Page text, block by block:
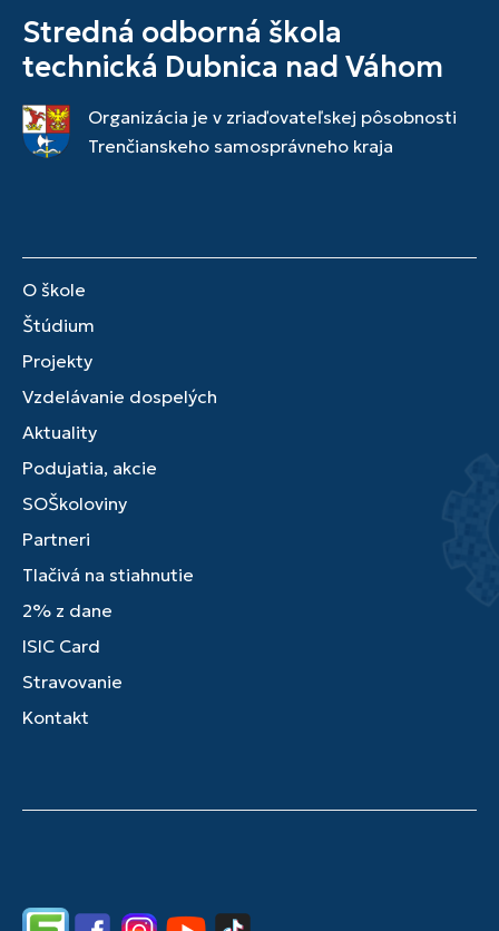
Stredná odborná škola
technická Dubnica nad Váhom
Organizácia je v zriaďovateľskej pôsobnosti
Trenčianskeho samosprávneho kraja
O škole
Štúdium
Projekty
Vzdelávanie dospelých
Aktuality
Podujatia, akcie
SOŠkoloviny
Partneri
Tlačivá na stiahnutie
2% z dane
ISIC Card
Stravovanie
Kontakt